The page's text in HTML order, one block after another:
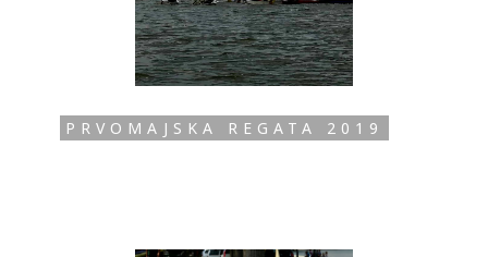
PRVOMAJSKA REGATA 2019